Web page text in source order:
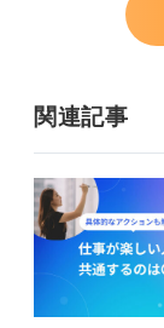
関連記事